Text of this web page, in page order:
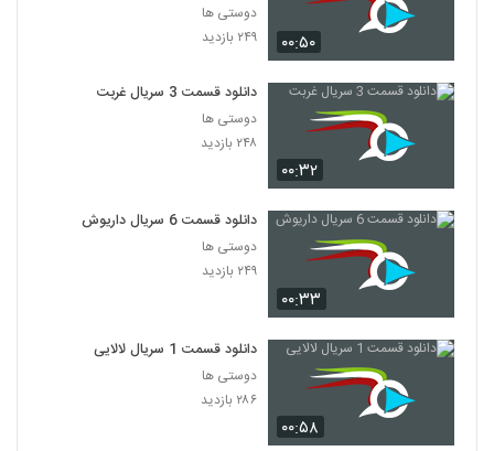
۰۰:۵۰
دوستی ها
۲۴۹ بازدید
۰۰:۳۲
دانلود قسمت 3 سریال غربت
دوستی ها
۲۴۸ بازدید
۰۰:۳۳
دانلود قسمت 6 سریال داریوش
دوستی ها
۲۴۹ بازدید
۰۰:۵۸
دانلود قسمت 1 سریال لالایی
دوستی ها
۲۸۶ بازدید